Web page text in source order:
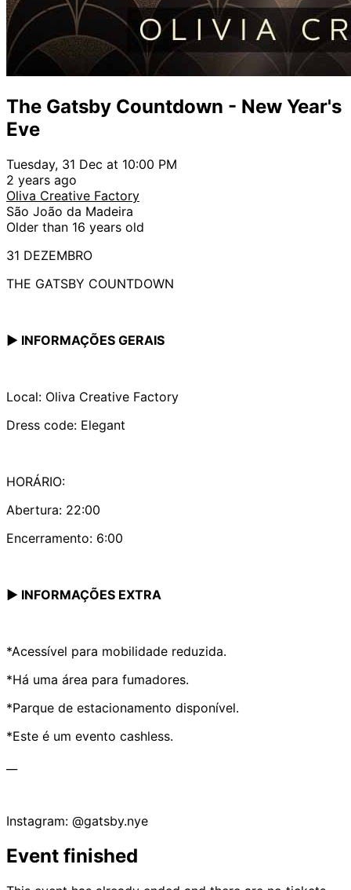
The Gatsby Countdown - New Year's
Eve
Tuesday, 31 Dec at 10:00 PM
2 years ago
Oliva Creative Factory
São João da Madeira
Older than 16 years old
31 DEZEMBRO
THE GATSBY COUNTDOWN
▶ INFORMAÇÕES GERAIS
Local: Oliva Creative Factory
Dress code: Elegant
HORÁRIO:
Abertura: 22:00
Encerramento: 6:00
▶ INFORMAÇÕES EXTRA
*Acessível para mobilidade reduzida.
*Há uma área para fumadores.
*Parque de estacionamento disponível.
*Este é um evento cashless.
Instagram: @gatsby.nye
Event finished